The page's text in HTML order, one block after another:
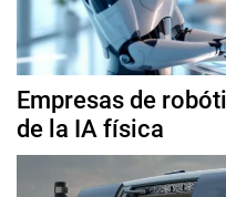
Empresas de
de la IA física